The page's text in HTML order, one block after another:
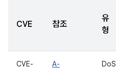
CVE 참조
유
형
CVE-
A-
DoS